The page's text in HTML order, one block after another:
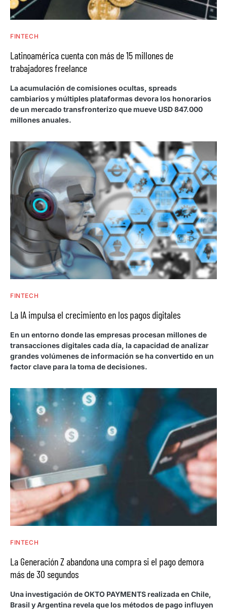
FINTECH
Latinoamérica cuenta con más de 15 millones de
trabajadores freelance
La acumulación de comisiones ocultas, spreads
cambiarios y múltiples plataformas devora los honorarios
de un mercado transfronterizo que mueve USD 847.000
millones anuales.
FINTECH
La IA impulsa el crecimiento en los pagos digitales
En un entorno donde las empresas procesan millones de
transacciones digitales cada día, la capacidad de analizar
grandes volúmenes de información se ha convertido en un
factor clave para la toma de decisiones.
FINTECH
La Generación Z abandona una compra si el pago demora
más de 30 segundos
Una investigación de OKTO PAYMENTS realizada en Chile,
Brasil y Argentina revela que los métodos de pago influyen